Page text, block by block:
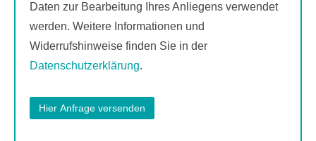
Daten zur Bearbeitung Ihres Anliegens verwendet
werden. Weitere Informationen und
Widerrufshinweise finden Sie in der
Datenschutzerklärung.